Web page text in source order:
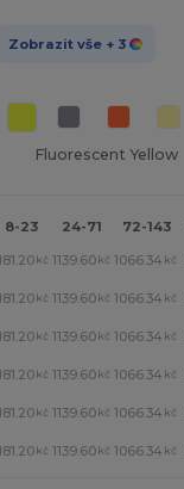
Zobrazit vše + 3
Fluorescent Yellow
8-23 24-71 72-143
kč 1139.60 kč 1066.34 kč
kč 1139.60 kč 1066.34 kč
kč 1139.60 kč 1066.34 kč
kč 1139.60 kč 1066.34 kč
kč 1139.60 kč 1066.34 kč
kč 1139.60 kč 1066.34 kč